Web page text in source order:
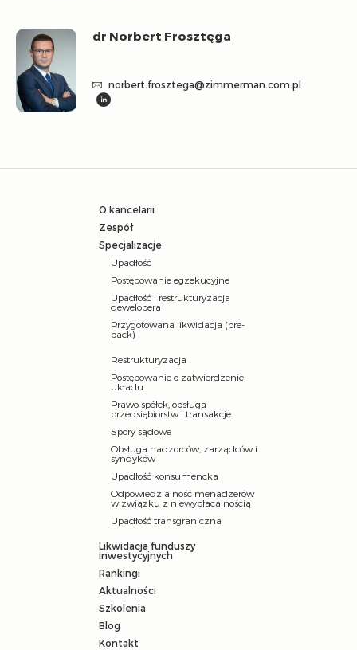
dr Norbert Frosztęga
norbert.frosztega@zimmerman.com.pl
O kancelarii
Zespół
Specjalizacje
Upadłość
Postępowanie egzekucyjne
Upadłość i restrukturyzacja
dewelopera
Przygotowana likwidacja (pre-
pack)
Restrukturyzacja
Postępowanie o zatwierdzenie
układu
Prawo spółek, obsługa
przedsiębiorstw i transakcje
Spory sądowe
Obsługa nadzorców, zarządców i
syndyków
Upadłość konsumencka
Odpowiedzialność menadżerów
w związku z niewypłacalnością
Upadłość transgraniczna
Likwidacja funduszy
inwestycyjnych
Rankingi
Aktualności
Szkolenia
Blog
Kontakt